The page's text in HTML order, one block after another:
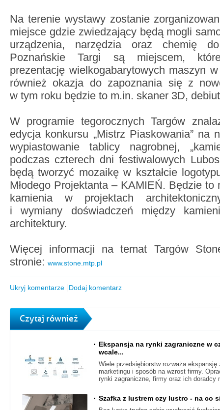
Na terenie wystawy zostanie
miejsce gdzie zwiedzający będą mogli
urządzenia, narzędzia oraz chemię
Poznańskie Targi są miejscem,
prezentację wielkogabarytowych maszyn
również okazja do zapoznania się z
w tym roku będzie to m.in. skaner 3D,
W programie tegorocznych Targów
edycja konkursu „Mistrz Piaskowania” na
wypiastowanie tablicy nagrobnej,
podczas czterech dni festiwalowych
będą tworzyć mozaikę w kształcie
Młodego Projektanta – KAMIEŃ. Będzie to
kamienia w projektach
i wymiany doświadczeń między
architektury.
Więcej informacji na temat Targów
stronie: www.stone.mtp.pl
Ukryj komentarze Dodaj komentarz
Czytaj również
Ekspansja na rynki zagraniczne w
wcale...
Wiele przedsiębiorstw rozważa
marketingu i sposób na wzrost firmy.
rynki zagraniczne, firmy oraz ich
Szafka z lustrem czy lustro - na co